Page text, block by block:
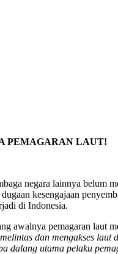
PEMAGARAN LAUT!
negara lainnya belum
kesengajaan
di Indonesia.
awalnya pemagaran laut
dan mengakses laut
dalang utama pelaku